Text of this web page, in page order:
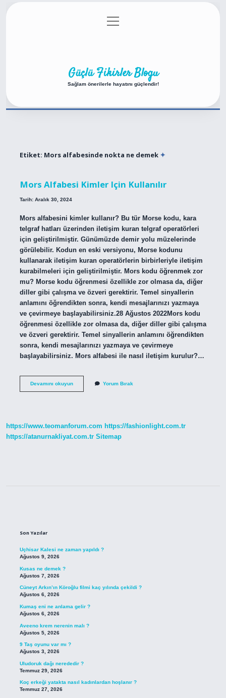
Gizlilik Politikası
menüyü
aç
Güçlü Fikirler Blogu
Sağlam önerilerle hayatını güçlendir!
Etiket: Mors alfabesinde nokta ne demek
Mors Alfabesi Kimler Için Kullanılır
Tarih: Aralık 30, 2024
Mors alfabesini kimler kullanır? Bu tür Morse kodu, kara
telgraf hatları üzerinden iletişim kuran telgraf operatörleri
için geliştirilmiştir. Günümüzde demir yolu müzelerinde
görülebilir. Kodun en eski versiyonu, Morse kodunu
kullanarak iletişim kuran operatörlerin birbirleriyle iletişim
kurabilmeleri için geliştirilmiştir. Mors kodu öğrenmek zor
mu? Morse kodu öğrenmesi özellikle zor olmasa da, diğer
diller gibi çalışma ve özveri gerektirir. Temel sinyallerin
anlamını öğrendikten sonra, kendi mesajlarınızı yazmaya
ve çevirmeye başlayabilirsiniz.28 Ağustos 2022Mors kodu
öğrenmesi özellikle zor olmasa da, diğer diller gibi çalışma
ve özveri gerektirir. Temel sinyallerin anlamını öğrendikten
sonra, kendi mesajlarınızı yazmaya ve çevirmeye
başlayabilirsiniz. Mors alfabesi ile nasıl iletişim kurulur?…
Devamını okuyunMors
Yorum Bırak
https://www.teomanforum.com https://fashionlight.com.tr
https://atanurnakliyat.com.tr Sitemap
Son Yazılar
Uçhisar Kalesi ne zaman yapıldı ?
Ağustos 9, 2026
Kusas ne demek ?
Ağustos 7, 2026
Cüneyt Arkın’ın Köroğlu filmi kaç yılında çekildi ?
Ağustos 6, 2026
Kumaş eni ne anlama gelir ?
Ağustos 6, 2026
Aveeno krem nerenin malı ?
Ağustos 5, 2026
9 Taş oyunu var mı ?
Ağustos 3, 2026
Uludoruk dağı nerededir ?
Temmuz 29, 2026
Koç erkeği yatakta nasıl kadınlardan hoşlanır ?
Temmuz 27, 2026